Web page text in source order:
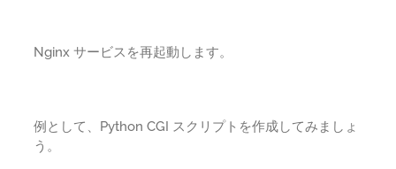
Nginx サービスを再起動します。
例として、Python CGI スクリプトを作成してみましょ
う。